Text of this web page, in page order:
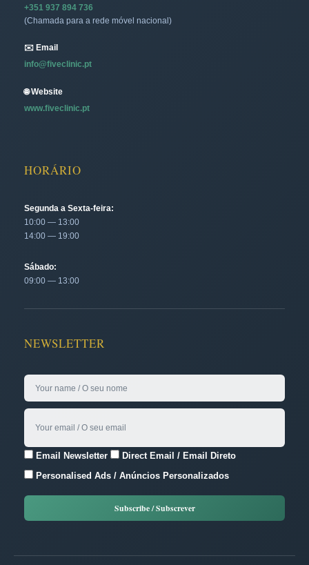
+351 937 894 736
(Chamada para a rede móvel nacional)
✉️ Email
info@fiveclinic.pt
🌐 Website
www.fiveclinic.pt
HORÁRIO
Segunda a Sexta-feira:
10:00 — 13:00
14:00 — 19:00
Sábado:
09:00 — 13:00
NEWSLETTER
Email Newsletter
Direct Email / Email Direto
Personalised Ads / Anúncios Personalizados